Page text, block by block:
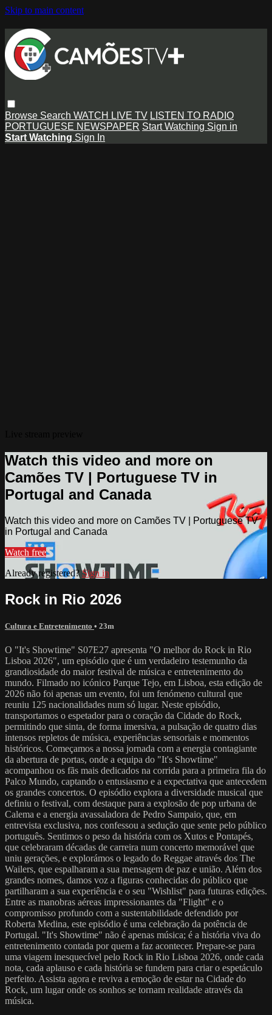
Skip to main content
Browse Search WATCH LIVE TV LISTEN TO RADIO
PORTUGUESE NEWSPAPER Start Watching Sign in
Start Watching Sign In
Watch this video and more on
Camões TV | Portuguese TV in
Portugal and Canada
Watch this video and more on Camões TV | Portuguese TV
in Portugal and Canada
Watch free
Already registered?Sign in
Rock in Rio 2026
Cultura e Entretenimento • 23m
O "It's Showtime" S07E27 apresenta "O melhor do Rock in Rio
Lisboa 2026", um episódio que é um verdadeiro testemunho da
grandiosidade do maior festival de música e entretenimento do
mundo. Filmado no icónico Parque Tejo, em Lisboa, esta edição de
2026 não foi apenas um evento, foi um fenómeno cultural que
reuniu 125 nacionalidades num só lugar. Neste episódio,
transportamos o espetador para o coração da Cidade do Rock,
permitindo que sinta, de forma imersiva, a pulsação de quatro dias
intensos repletos de música, experiências sensoriais e momentos
históricos. Começamos a nossa jornada com a energia contagiante
da abertura de portas, onde a equipa do "It's Showtime"
acompanhou os fãs mais dedicados na corrida para a primeira fila do
Palco Mundo, captando o entusiasmo e a expectativa que antecedem
os grandes concertos. O episódio explora a diversidade musical que
definiu o festival, com destaque para a explosão de pop urbana de
Calema e a energia avassaladora de Pedro Sampaio, que, em
entrevista exclusiva, nos confessou a sedução que sente pelo público
português. Sentimos o peso da história com os Xutos e Pontapés,
que celebraram décadas de carreira num concerto memorável que
uniu gerações, e explorámos o legado do Reggae através dos The
Wailers, que espalharam a sua mensagem de paz e união. Além dos
grandes nomes, damos voz a figuras conhecidas do público que
partilharam a sua experiência e o seu "Wishlist" para futuras edições.
Entre as manobras aéreas impressionantes da "Flight" e o
compromisso profundo com a sustentabilidade defendido por
Roberta Medina, este episódio é uma celebração da potência de
Portugal. "It's Showtime" não é apenas música; é a história viva do
entretenimento contada por quem a faz acontecer. Prepare-se para
uma viagem inesquecível pelo Rock in Rio Lisboa 2026, onde cada
nota, cada aplauso e cada história se fundem para criar o espetáculo
perfeito. Assista agora e reviva a emoção de estar na Cidade do
Rock, um lugar onde os sonhos se tornam realidade através da
música.